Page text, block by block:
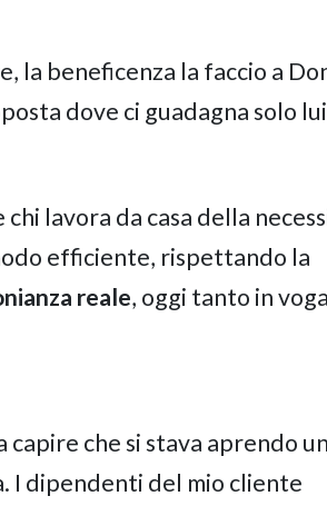
la beneficenza la faccio a
dove ci guadagna solo
lavora da casa della
efficiente, rispettando la
reale, oggi tanto in
che si stava aprendo
I dipendenti del mio cliente